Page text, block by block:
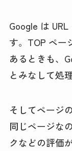
Google は URL
す。TOP ペー
あるときも、
とみなして処
そしてページ
同じページな
クなどの評価